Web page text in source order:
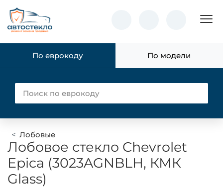
По еврокоду По модели
Лобовые
Лобовое стекло Chevrolet
Epica (3023AGNBLH, КМК
Glass)